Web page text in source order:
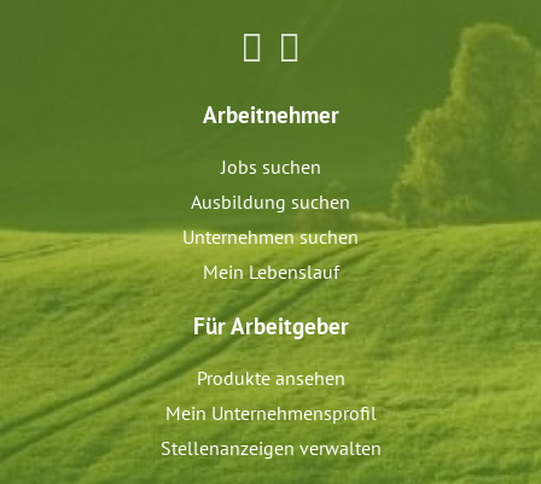
Arbeitnehmer
Jobs suchen
Ausbildung suchen
Unternehmen suchen
Mein Lebenslauf
Für Arbeitgeber
Produkte ansehen
Mein Unternehmensprofil
Stellenanzeigen verwalten